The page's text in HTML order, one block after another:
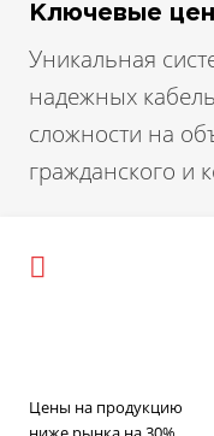
Ключевые
Уникальная
надежных
сложности на
гражданского и
Цены на продукцию